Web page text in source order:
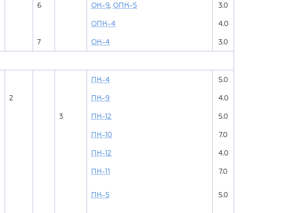
6 ОК-9, ОПК-5 3.0
ОПК-4 4.0
7 ОК-4 3.0
ПК-4 5.0
2 ПК-9 4.0
3 ПК-12 5.0
ПК-10 7.0
ПК-12 4.0
ПК-11 7.0
ПК-5 5.0